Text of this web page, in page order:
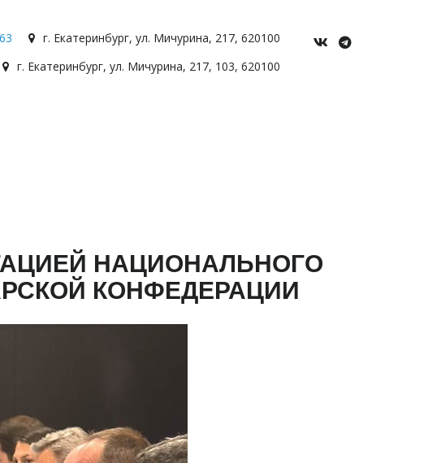
г. Екатеринбург, ул. Мичурина, 217, 620100
г. Екатеринбург, ул. Мичурина, 217, 103, 620100
НАЦИОНАЛЬНОГО
КОНФЕДЕРАЦИИ